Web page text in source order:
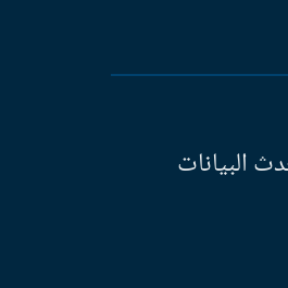
البيانات